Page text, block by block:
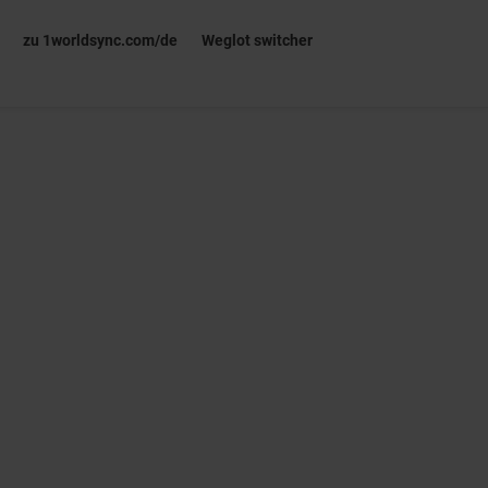
zu 1worldsync.com/de Weglot switcher